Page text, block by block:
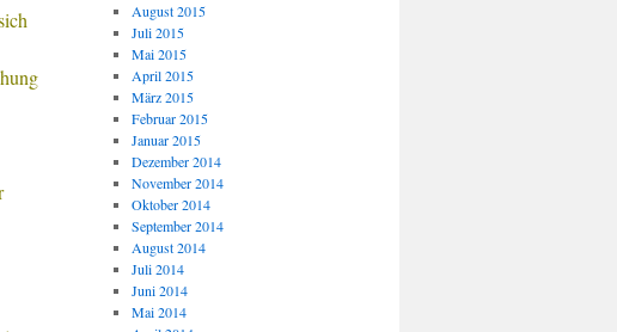
August 2015
Juli 2015
Mai 2015
April 2015
März 2015
Februar 2015
Januar 2015
Dezember 2014
November 2014
Oktober 2014
September 2014
August 2014
Juli 2014
Juni 2014
Mai 2014